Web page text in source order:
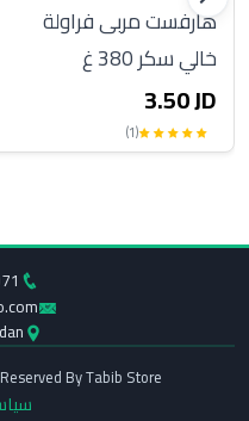
هارفست مربى فراولة
خالي سكر 380 غ
3.50 JD
(1)
By Tabib Store